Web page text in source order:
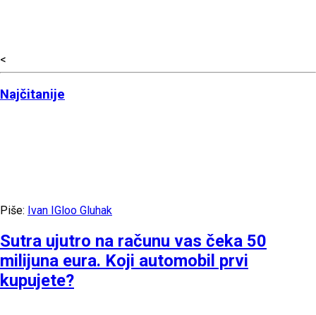
<
Najčitanije
Piše: Ivan IGloo Gluhak
Sutra ujutro na računu vas čeka 50
milijuna eura. Koji automobil prvi
kupujete?